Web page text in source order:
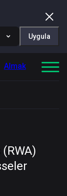
Uygula
Almak